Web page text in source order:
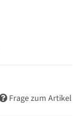
Frage zum Artikel